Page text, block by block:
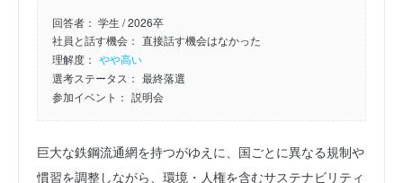
回答者： 学生 / 2026卒
社員と話す機会： 直接話す機会はなかった
理解度： やや高い
選考ステータス： 最終落選
参加イベント： 説明会
巨大な鉄鋼流通網を持つがゆえに、国ごとに異なる規制や
慣習を調整しながら、環境・人権を含むサステナビリティ